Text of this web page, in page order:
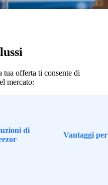
tua offerta ti consente di
mercato:
di
Vantaggi